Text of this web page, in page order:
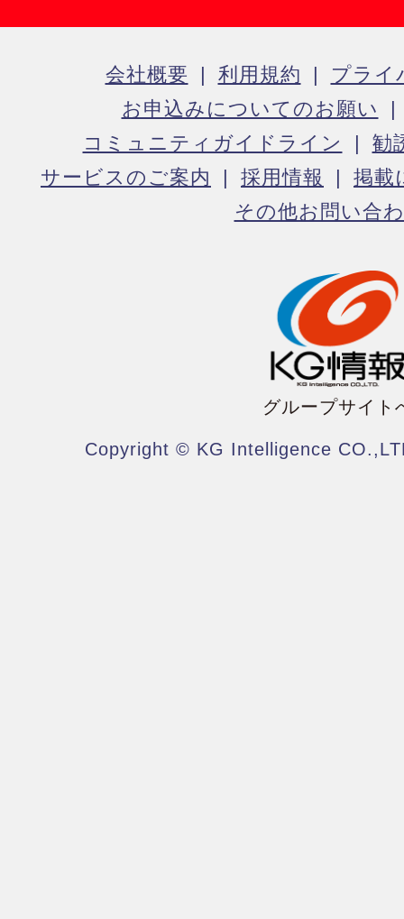
会社概要 利用規約
プライ
お申込みについてのお願い
コミュニティガイドライン
勧
サービスのご案内
採用情報
掲載
その他お問い合
グループサイト
Copyright © KG Intelligence